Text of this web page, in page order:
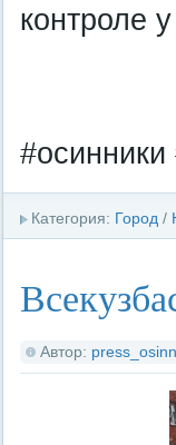
контроле
#осинники
Категория: Город /
Автор: